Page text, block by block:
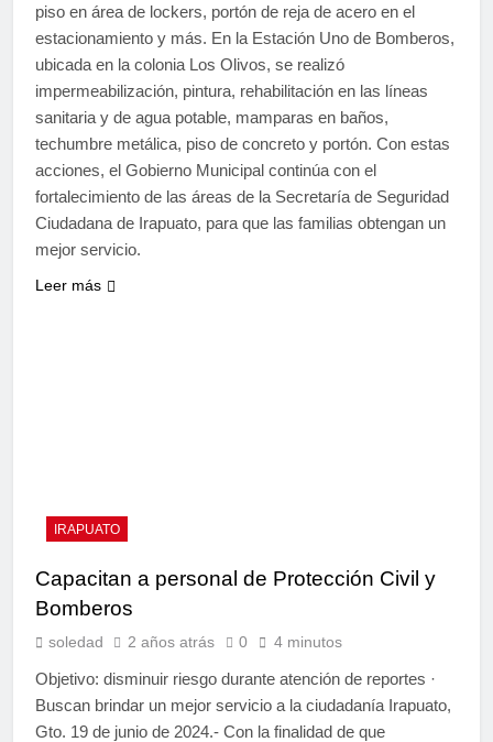
piso en área de lockers, portón de reja de acero en el
estacionamiento y más. En la Estación Uno de Bomberos,
ubicada en la colonia Los Olivos, se realizó
impermeabilización, pintura, rehabilitación en las líneas
sanitaria y de agua potable, mamparas en baños,
techumbre metálica, piso de concreto y portón. Con estas
acciones, el Gobierno Municipal continúa con el
fortalecimiento de las áreas de la Secretaría de Seguridad
Ciudadana de Irapuato, para que las familias obtengan un
mejor servicio.
Leer más
IRAPUATO
Capacitan a personal de Protección Civil y
Bomberos
soledad 2 años atrás 0 4 minutos
Objetivo: disminuir riesgo durante atención de reportes ·
Buscan brindar un mejor servicio a la ciudadanía Irapuato,
Gto. 19 de junio de 2024.- Con la finalidad de que